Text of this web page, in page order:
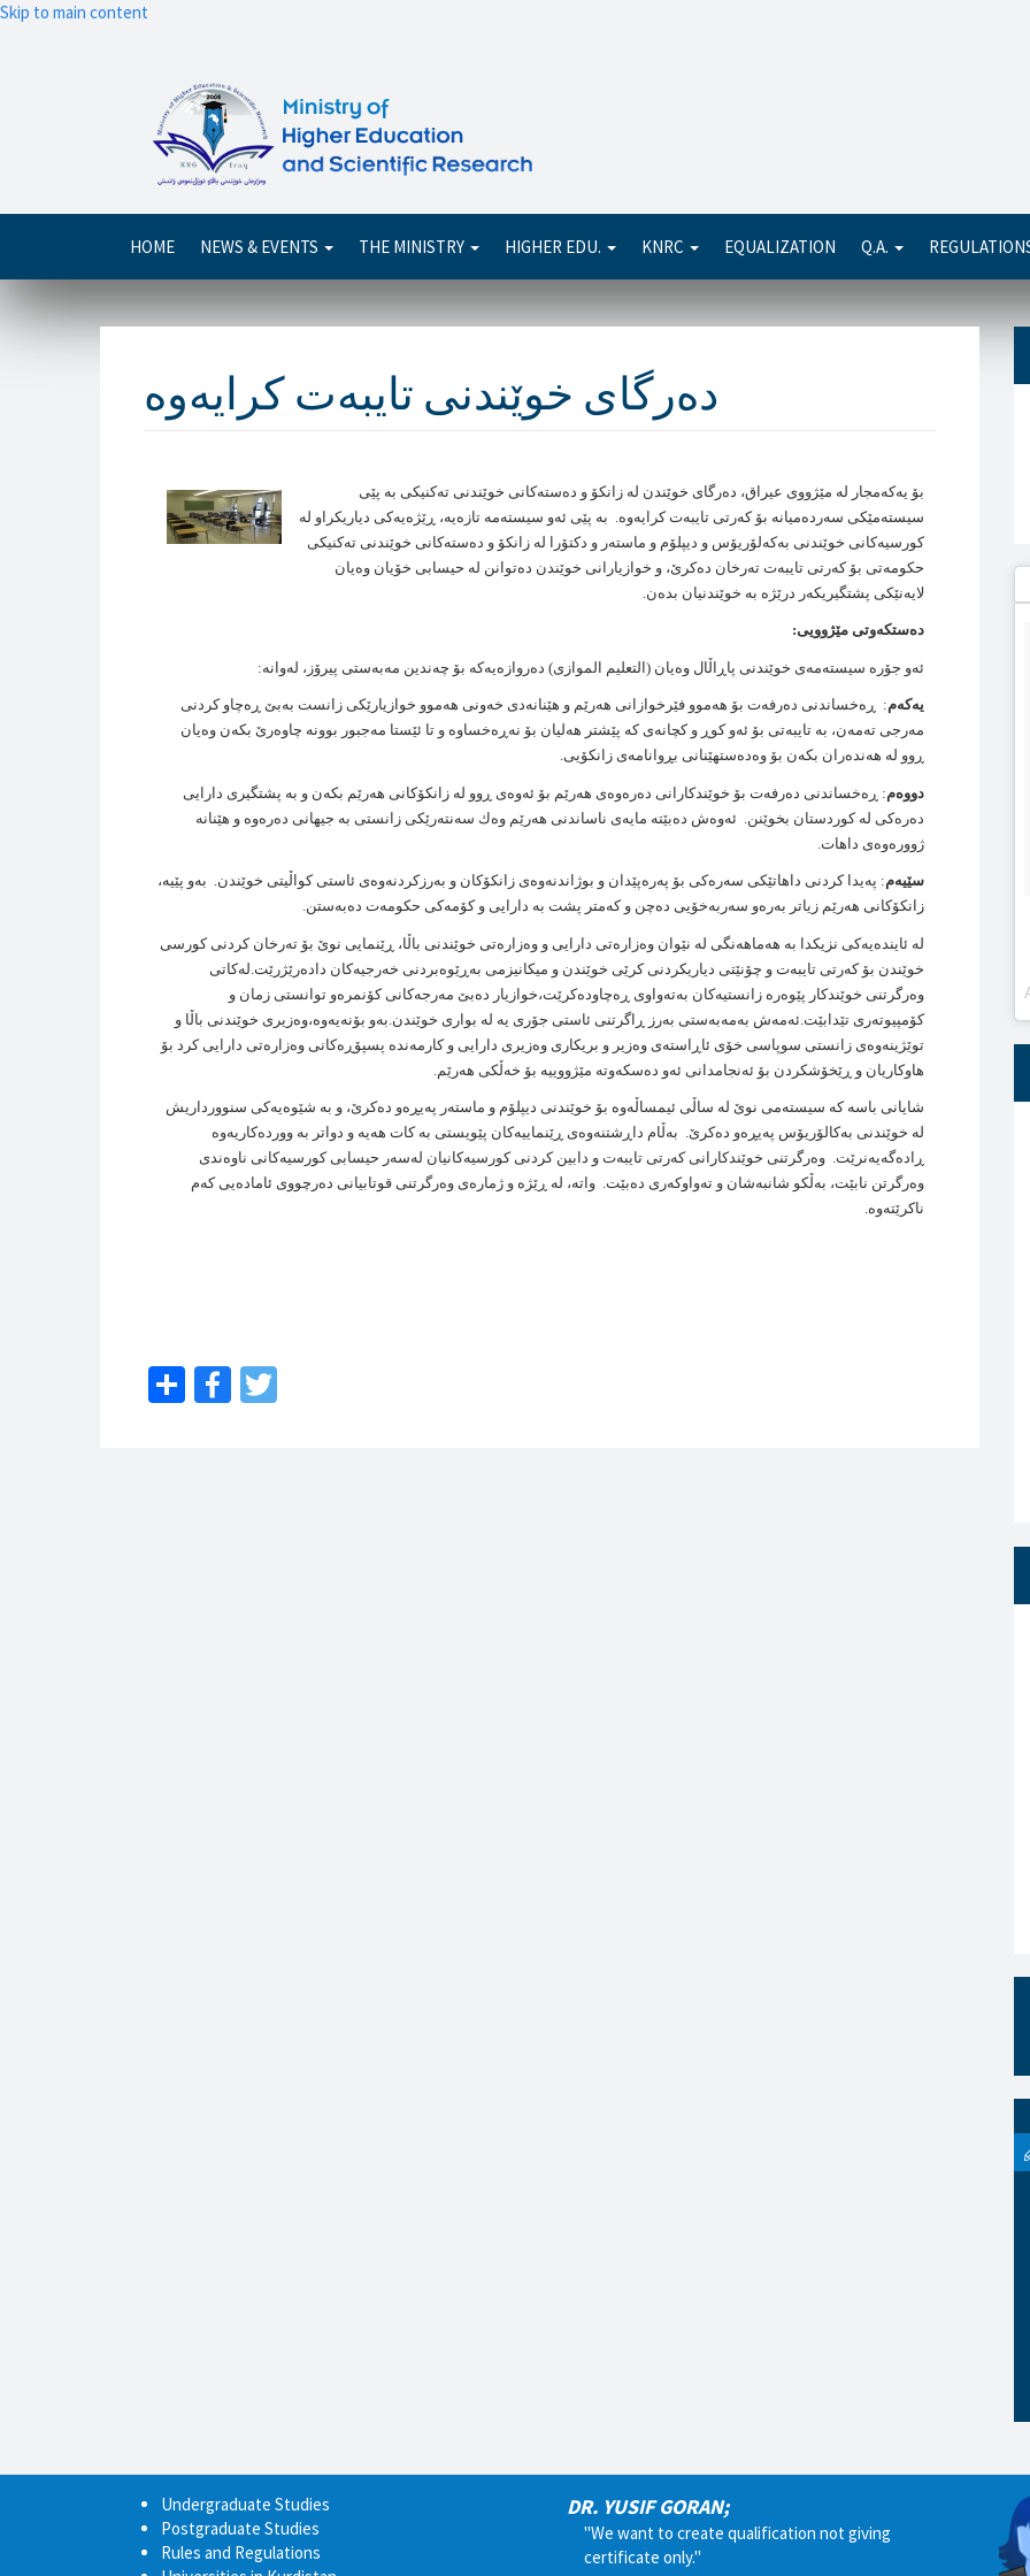
Skip to main content
Main
navigation
HOME NEWS & EVENTS THE MINISTRY HIGHER EDU. KNRC EQUALIZATION Q.A.
بۆ يه‌كه‌مجار له‌ مێژووی عيراق، ده‌رگای خوێندن له‌ زانكۆ و ده‌سته‌كانی خوێندنی ته‌كنيكی به‌ پێی
سيسته‌مێكی سه‌رده‌ميانه‌ بۆ كه‌رتی تايبه‌ت كرايه‌وه‌. به‌ پێی ئه‌و سيسته‌مه‌ تازه‌يه‌، ڕێژه‌يه‌كی دياريكراو له‌
كورسيه‌كانی خوێندنی به‌كه‌لۆريۆس و ديپلۆم و ماسته‌ر و دكتۆرا له‌ زانكۆ و ده‌سته‌كانی خوێندنی ته‌كنيكی
حكومه‌تی بۆ كه‌رتی تايبه‌ت ته‌رخان ده‌كرێ، و خوازيارانی خوێندن ده‌توانن له‌ حيسابی خۆيان وه‌يان
لايه‌نێكی پشتگيريكه‌ر درێژه‌ به‌ خوێندنيان بده‌ن.
ده‌ستكه‌وتی مێژوويی:
ئه‌و جۆره‌ سيسته‌مه‌ی خوێندنی پاڕاڵالوه‌يان (التعليم الموازی) ده‌روازه‌يه‌كه‌ بۆ چه‌ندين مه‌به‌ستی پيرۆز، له‌وانه‌:
يه‌كه‌م: ڕه‌خساندنی ده‌رفه‌ت بۆ هه‌موو فێرخوازانی هه‌رێم و هێنانه‌دی خه‌ونی هه‌موو خوازيارێكی زانست به‌بێ ڕه‌چاو كردنی
مه‌رجی ته‌مه‌ن، به‌ تايبه‌تی بۆ ئه‌و كوڕ و كچانه‌ی كه‌ پێشتر هه‌ليان بۆ نه‌ڕه‌خساوه‌ و ‌تا ئێستا مه‌جبور بوونه‌ چاوه‌رێ بكه‌ن وه‌يان
ڕوو له‌ هه‌نده‌ران بكه‌ن بۆ وه‌ده‌ستهێنانی بڕوانامه‌ی زانكۆيی.
دووه‌م: ڕه‌خساندنی ده‌رفه‌ت بۆ خوێندكارانی ده‌ره‌وه‌ی هه‌رێم بۆ ئه‌وه‌ی ڕوو له‌ زانكۆكانی هه‌رێم بكه‌ن و به‌ پشتگيری دارايی
ده‌ره‌كی له‌ كوردستان بخوێنن. ئه‌وه‌ش ده‌بێته‌ مايه‌ی ناساندنی هه‌رێم وه‌ك سه‌نته‌رێكی زانستی به‌ جيهانی ده‌ره‌وه و هێنانه‌
ژووره‌وه‌ی داهات.
سێيه‌م: په‌يدا كردنی داهاتێكی سه‌ره‌كی بۆ په‌ره‌پێدان و بوژاندنه‌وه‌ی زانكۆكان و به‌رزكردنه‌وه‌ی ئاستی كواڵيتی خوێندن. به‌و پێيه‌،
زانكۆكانی هه‌رێم زياتر به‌ره‌و سه‌ربه‌خۆيی ده‌چن و كه‌متر پشت به‌ دارايی و کۆمەکی حكومه‌ت ده‌به‌ستن.
له‌ ئاينده‌يه‌كی نزيكدا به‌ هه‌ماهه‌نگی له‌ نێوان وه‌زاره‌تی دارايی و وه‌زاره‌تی خوێندنی باڵا، ڕێنمايی نوێ بۆ ته‌رخان كردنی كورسی
خوێندن بۆ كه‌رتی تايبه‌ت و چۆنێتی دياريكردنی كرێی خوێندن و ميكانيزمی به‌ڕێوه‌بردنی خه‌رجيه‌كان داده‌رێژرێت. لەکاتی
وەرگرتنی خوێندکار پێوەرە زانستیەکان بەتەواوی ڕەچاودەکرێت،خوازیار دەبێ مەرجەکانی کۆنمرەو توانستی زمان و
کۆمپیوتەری تێدابێت.ئەمەش بەمەبەستی بەرز ڕاگرتنی ئاستی جۆری یە لە بواری خوێندن.به‌و بۆنه‌يه‌وه‌،وه‌زيری خوێندنی باڵا و
توێژينه‌وه‌ی زانستی‌ سوپاسی خۆی ئاڕاسته‌ی وه‌زير و بريكاری وه‌زيری دارايی و كارمه‌نده‌ پسپۆڕه‌كانی وه‌زاره‌تی دارايی كرد بۆ
هاوكاریان و ڕێخۆشكردن بۆ ئه‌نجامدانی ئه‌و ده‌سكه‌وته‌ مێژووييه‌ بۆ خه‌ڵكی هه‌رێم.
شايانی باسه‌ كه‌ سيسته‌می نوێ له‌ ساڵی ئيمساڵه‌وه‌ بۆ خوێندنی ديپلۆم و ماسته‌ر په‌يڕه‌و ده‌كرێ، و به‌ شێوه‌يه‌كی سنوورداريش
له‌ خوێندنی به‌كالۆريۆس په‌يڕه‌و ده‌كرێ. به‌ڵام داڕشتنه‌وه‌ی ڕێنماييه‌كان پێويستی به‌ كات هه‌يه‌ و دواتر به‌ وورده‌كاريه‌وه‌
ڕاده‌گه‌يه‌نرێت. وه‌رگرتنی خوێندكارانی كه‌رتی تايبه‌ت و دابين كردنی كورسيه‌كانيان له‌سه‌ر حيسابی كورسيه‌كانی ناوه‌ندی
وه‌رگرتن نابێت، به‌ڵكو شانبه‌شان و ته‌واوكه‌ری ده‌بێت. واته‌، له‌ ڕێژه‌ و ژماره‌ی وه‌رگرتنی قوتابيانی ده‌رچووی ئاماده‌يی كه‌م
ناكرێته‌وه‌‌.
ShareFacebook
Undergraduate Studies
Postgraduate Studies
Rules and Regulations
DR. YUSIF GORAN;
"We want to create qualification not giving
certificate only."